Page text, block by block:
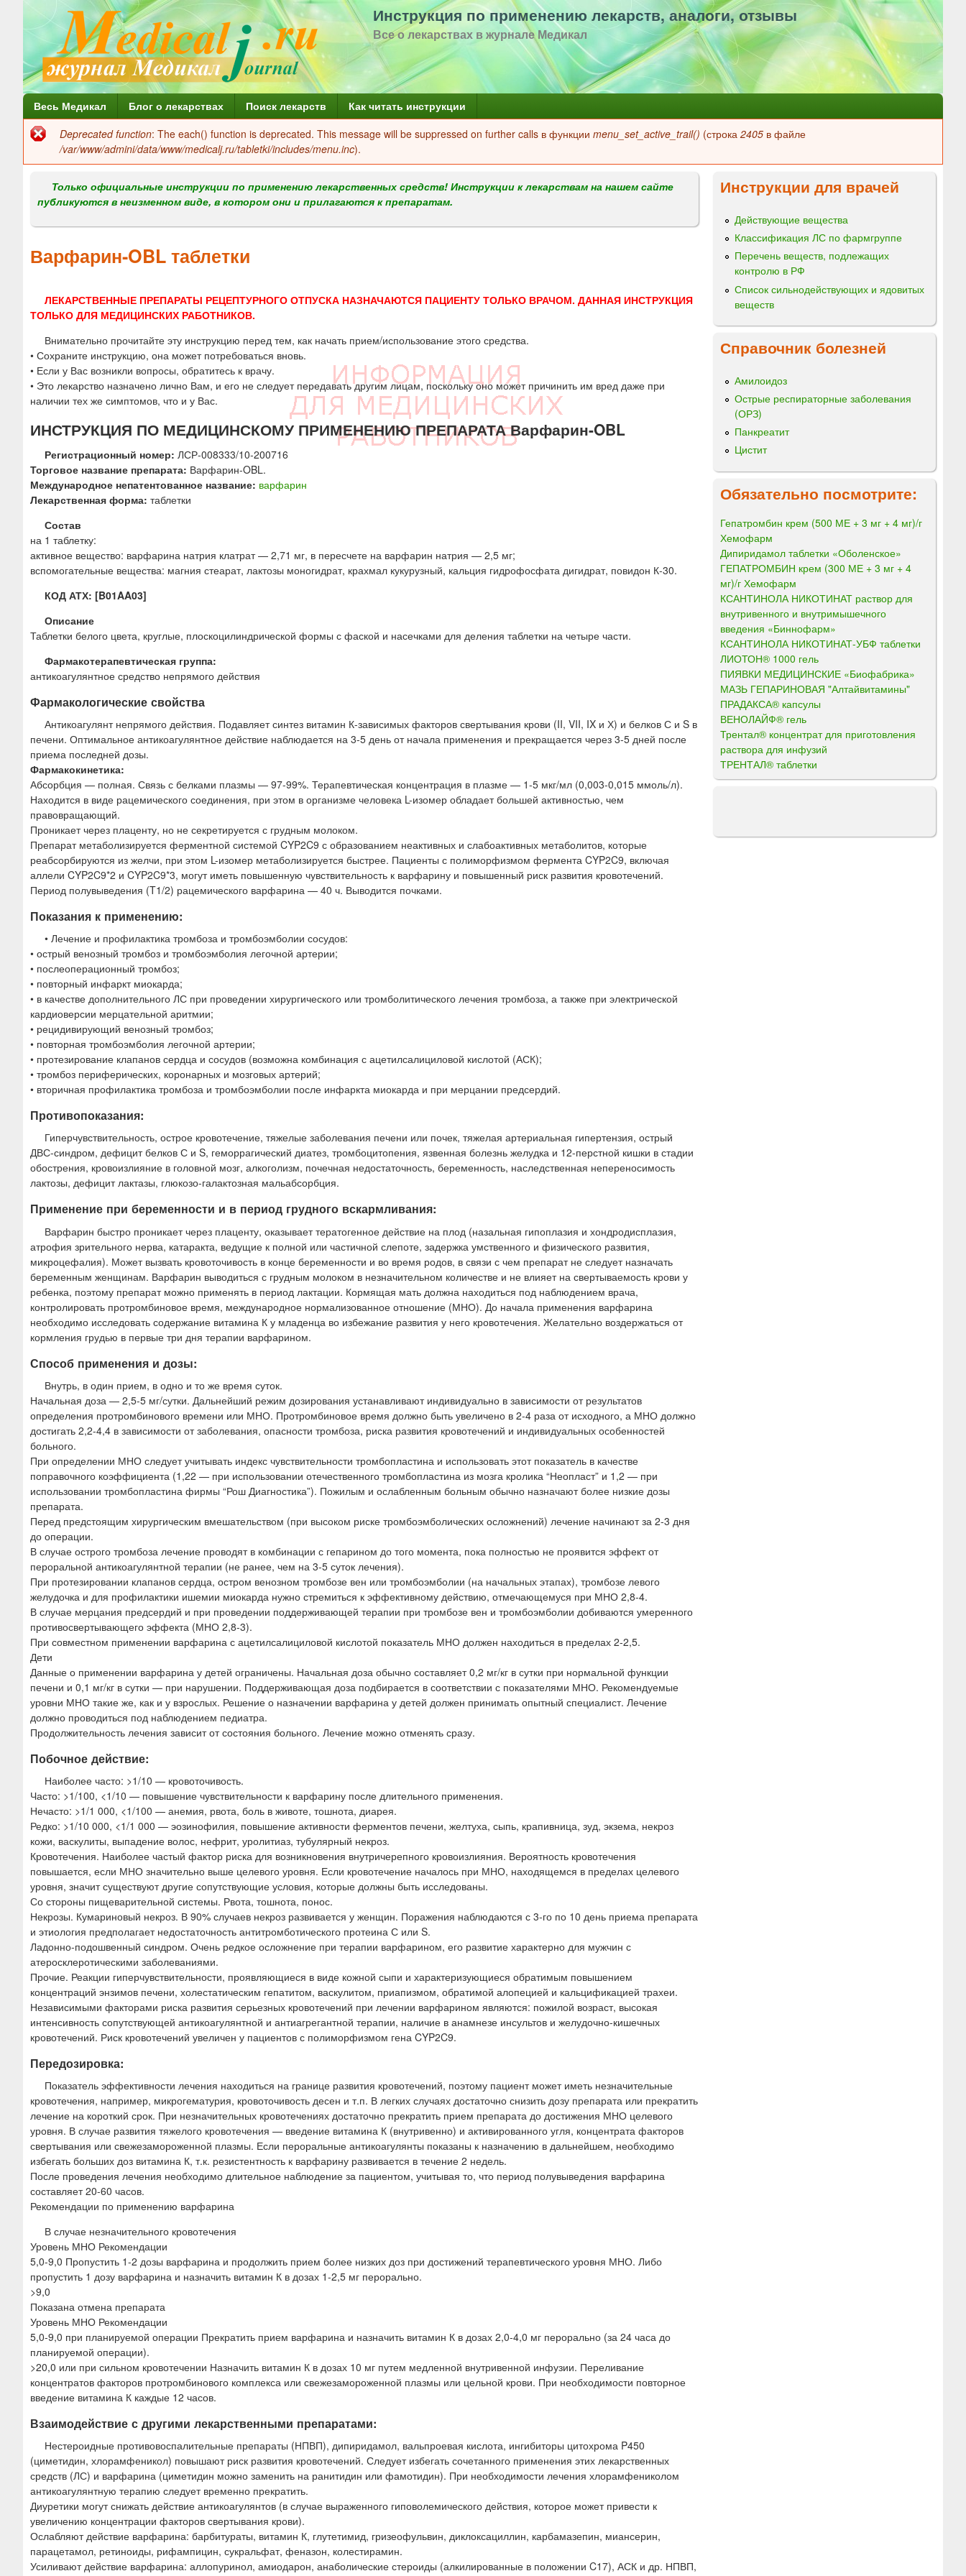
Перейти
к
содержанию
Инструкция по применению лекарств, аналоги, отзывы
Все о лекарствах в журнале Медикал
Г
л
н
м
н
Весь Медикал Блог о лекарствах Поиск лекарств Как читать инструкции
Сообщение
об
ошибке
Deprecated function: The each() function is deprecated. This message will be suppressed on further calls в функции menu_set_active_trail() (строка 2405 в файле
/var/www/admini/data/www/medicalj.ru/tabletki/includes/menu.inc).
Только официальные инструкции по применению лекарственных средств! Инструкции к лекарствам на нашем сайте
публикуются в неизменном виде, в котором они и прилагаются к препаратам.
Варфарин-OBL таблетки
ЛЕКАРСТВЕННЫЕ ПРЕПАРАТЫ РЕЦЕПТУРНОГО ОТПУСКА НАЗНАЧАЮТСЯ ПАЦИЕНТУ ТОЛЬКО ВРАЧОМ. ДАННАЯ ИНСТРУКЦИЯ
ТОЛЬКО ДЛЯ МЕДИЦИНСКИХ РАБОТНИКОВ.
Внимательно прочитайте эту инструкцию перед тем, как начать прием/использование этого средства.
• Сохраните инструкцию, она может потребоваться вновь.
• Если у Вас возникли вопросы, обратитесь к врачу.
• Это лекарство назначено лично Вам, и его не следует передавать другим лицам, поскольку оно может причинить им вред даже при
наличии тех же симптомов, что и у Вас.
ИНСТРУКЦИЯ ПО МЕДИЦИНСКОМУ ПРИМЕНЕНИЮ ПРЕПАРАТА Варфарин-OBL
Регистрационный номер: ЛСР-008333/10-200716
Торговое название препарата: Варфарин-OBL.
Международное непатентованное название: варфарин
Лекарственная форма: таблетки
Состав
на 1 таблетку:
активное вещество: варфарина натрия клатрат — 2,71 мг, в пересчете на варфарин натрия — 2,5 мг;
вспомогательные вещества: магния стеарат, лактозы моногидрат, крахмал кукурузный, кальция гидрофосфата дигидрат, повидон К-30.
КОД АТХ: [B01AA03]
Описание
Таблетки белого цвета, круглые, плоскоцилиндрической формы с фаской и насечками для деления таблетки на четыре части.
Фармакотерапевтическая группа:
антикоагулянтное средство непрямого действия
Фармакологические свойства
Антикоагулянт непрямого действия. Подавляет синтез витамин К-зависимых факторов свертывания крови (II, VII, IX и Х) и белков С и S в
печени. Оптимальное антикоагулянтное действие наблюдается на 3-5 день от начала применения и прекращается через 3-5 дней после
приема последней дозы.
Фармакокинетика:
Абсорбция — полная. Связь с белками плазмы — 97-99%. Терапевтическая концентрация в плазме — 1-5 мкг/мл (0,003-0,015 ммоль/л).
Находится в виде рацемического соединения, при этом в организме человека L-изомер обладает большей активностью, чем
правовращающий.
Проникает через плаценту, но не секретируется с грудным молоком.
Препарат метаболизируется ферментной системой CYP2C9 с образованием неактивных и слабоактивных метаболитов, которые
реабсорбируются из желчи, при этом L-изомер метаболизируется быстрее. Пациенты с полиморфизмом фермента CYP2C9, включая
аллели CYP2C9*2 и CYP2C9*3, могут иметь повышенную чувствительность к варфарину и повышенный риск развития кровотечений.
Период полувыведения (T1/2) рацемического варфарина — 40 ч. Выводится почками.
Показания к применению:
• Лечение и профилактика тромбоза и тромбоэмболии сосудов:
• острый венозный тромбоз и тромбоэмболия легочной артерии;
• послеоперационный тромбоз;
• повторный инфаркт миокарда;
• в качестве дополнительного ЛС при проведении хирургического или тромболитического лечения тромбоза, а также при электрической
кардиоверсии мерцательной аритмии;
• рецидивирующий венозный тромбоз;
• повторная тромбоэмболия легочной артерии;
• протезирование клапанов сердца и сосудов (возможна комбинация с ацетилсалициловой кислотой (АСК);
• тромбоз периферических, коронарных и мозговых артерий;
• вторичная профилактика тромбоза и тромбоэмболии после инфаркта миокарда и при мерцании предсердий.
Противопоказания:
Гиперчувствительность, острое кровотечение, тяжелые заболевания печени или почек, тяжелая артериальная гипертензия, острый
ДВС-синдром, дефицит белков С и S, геморрагический диатез, тромбоцитопения, язвенная болезнь желудка и 12-перстной кишки в стадии
обострения, кровоизлияние в головной мозг, алкоголизм, почечная недостаточность, беременность, наследственная непереносимость
лактозы, дефицит лактазы, глюкозо-галактозная мальабсорбция.
Применение при беременности и в период грудного вскармливания:
Варфарин быстро проникает через плаценту, оказывает тератогенное действие на плод (назальная гипоплазия и хондродисплазия,
атрофия зрительного нерва, катаракта, ведущие к полной или частичной слепоте, задержка умственного и физического развития,
микроцефалия). Может вызвать кровоточивость в конце беременности и во время родов, в связи с чем препарат не следует назначать
беременным женщинам. Варфарин выводиться с грудным молоком в незначительном количестве и не влияет на свертываемость крови у
ребенка, поэтому препарат можно применять в период лактации. Кормящая мать должна находиться под наблюдением врача,
контролировать протромбиновое время, международное нормализованное отношение (МНО). До начала применения варфарина
необходимо исследовать содержание витамина К у младенца во избежание развития у него кровотечения. Желательно воздержаться от
кормления грудью в первые три дня терапии варфарином.
Способ применения и дозы:
Внутрь, в один прием, в одно и то же время суток.
Начальная доза — 2,5-5 мг/сутки. Дальнейший режим дозирования устанавливают индивидуально в зависимости от результатов
определения протромбинового времени или МНО. Протромбиновое время должно быть увеличено в 2-4 раза от исходного, а МНО должно
достигать 2,2-4,4 в зависимости от заболевания, опасности тромбоза, риска развития кровотечений и индивидуальных особенностей
больного.
При определении МНО следует учитывать индекс чувствительности тромбопластина и использовать этот показатель в качестве
поправочного коэффициента (1,22 — при использовании отечественного тромбопластина из мозга кролика “Неопласт” и 1,2 — при
использовании тромбопластина фирмы “Рош Диагностика”). Пожилым и ослабленным больным обычно назначают более низкие дозы
препарата.
Перед предстоящим хирургическим вмешательством (при высоком риске тромбоэмболических осложнений) лечение начинают за 2-3 дня
до операции.
В случае острого тромбоза лечение проводят в комбинации с гепарином до того момента, пока полностью не проявится эффект от
пероральной антикоагулянтной терапии (не ранее, чем на 3-5 суток лечения).
При протезировании клапанов сердца, остром венозном тромбозе вен или тромбоэмболии (на начальных этапах), тромбозе левого
желудочка и для профилактики ишемии миокарда нужно стремиться к эффективному действию, отмечающемуся при МНО 2,8-4.
В случае мерцания предсердий и при проведении поддерживающей терапии при тромбозе вен и тромбоэмболии добиваются умеренного
противосвертывающего эффекта (МНО 2,8-3).
При совместном применении варфарина с ацетилсалициловой кислотой показатель МНО должен находиться в пределах 2-2,5.
Дети
Данные о применении варфарина у детей ограничены. Начальная доза обычно составляет 0,2 мг/кг в сутки при нормальной функции
печени и 0,1 мг/кг в сутки — при нарушении. Поддерживающая доза подбирается в соответствии с показателями МНО. Рекомендуемые
уровни МНО такие же, как и у взрослых. Решение о назначении варфарина у детей должен принимать опытный специалист. Лечение
должно проводиться под наблюдением педиатра.
Продолжительность лечения зависит от состояния больного. Лечение можно отменять сразу.
Побочное действие:
Наиболее часто: >1/10 — кровоточивость.
Часто: >1/100, <1/10 — повышение чувствительности к варфарину после длительного применения.
Нечасто: >1/1 000, <1/100 — анемия, рвота, боль в животе, тошнота, диарея.
Редко: >1/10 000, <1/1 000 — эозинофилия, повышение активности ферментов печени, желтуха, сыпь, крапивница, зуд, экзема, некроз
кожи, васкулиты, выпадение волос, нефрит, уролитиаз, тубулярный некроз.
Кровотечения. Наиболее частый фактор риска для возникновения внутричерепного кровоизлияния. Вероятность кровотечения
повышается, если МНО значительно выше целевого уровня. Если кровотечение началось при МНО, находящемся в пределах целевого
уровня, значит существуют другие сопутствующие условия, которые должны быть исследованы.
Со стороны пищеварительной системы. Рвота, тошнота, понос.
Некрозы. Кумариновый некроз. В 90% случаев некроз развивается у женщин. Поражения наблюдаются с 3-го по 10 день приема препарата
и этиология предполагает недостаточность антитромботического протеина С или S.
Ладонно-подошвенный синдром. Очень редкое осложнение при терапии варфарином, его развитие характерно для мужчин с
атеросклеротическими заболеваниями.
Прочие. Реакции гиперчувствительности, проявляющиеся в виде кожной сыпи и характеризующиеся обратимым повышением
концентраций энзимов печени, холестатическим гепатитом, васкулитом, приапизмом, обратимой алопецией и кальцификацией трахеи.
Независимыми факторами риска развития серьезных кровотечений при лечении варфарином являются: пожилой возраст, высокая
интенсивность сопутствующей антикоагулянтной и антиагрегантной терапии, наличие в анамнезе инсультов и желудочно-кишечных
кровотечений. Риск кровотечений увеличен у пациентов с полиморфизмом гена CYP2C9.
Передозировка:
Показатель эффективности лечения находиться на границе развития кровотечений, поэтому пациент может иметь незначительные
кровотечения, например, микрогематурия, кровоточивость десен и т.п. В легких случаях достаточно снизить дозу препарата или прекратить
лечение на короткий срок. При незначительных кровотечениях достаточно прекратить прием препарата до достижения МНО целевого
уровня. В случае развития тяжелого кровотечения — введение витамина К (внутривенно) и активированного угля, концентрата факторов
свертывания или свежезамороженной плазмы. Если пероральные антикоагулянты показаны к назначению в дальнейшем, необходимо
избегать больших доз витамина К, т.к. резистентность к варфарину развивается в течение 2 недель.
После проведения лечения необходимо длительное наблюдение за пациентом, учитывая то, что период полувыведения варфарина
составляет 20-60 часов.
Рекомендации по применению варфарина
В случае незначительного кровотечения
Уровень МНО Рекомендации
5,0-9,0 Пропустить 1-2 дозы варфарина и продолжить прием более низких доз при достижений терапевтического уровня МНО. Либо
пропустить 1 дозу варфарина и назначить витамин К в дозах 1-2,5 мг перорально.
>9,0
Показана отмена препарата
Уровень МНО Рекомендации
5,0-9,0 при планируемой операции Прекратить прием варфарина и назначить витамин К в дозах 2,0-4,0 мг перорально (за 24 часа до
планируемой операции).
>20,0 или при сильном кровотечении Назначить витамин К в дозах 10 мг путем медленной внутривенной инфузии. Переливание
концентратов факторов протромбинового комплекса или свежезамороженной плазмы или цельной крови. При необходимости повторное
введение витамина К каждые 12 часов.
Взаимодействие с другими лекарственными препаратами:
Нестероидные противовоспалительные препараты (НПВП), дипиридамол, вальпроевая кислота, ингибиторы цитохрома P450
(циметидин, хлорамфеникол) повышают риск развития кровотечений. Следует избегать сочетанного применения этих лекарственных
средств (ЛС) и варфарина (циметидин можно заменить на ранитидин или фамотидин). При необходимости лечения хлорамфениколом
антикоагулянтную терапию следует временно прекратить.
Диуретики могут снижать действие антикоагулянтов (в случае выраженного гиповолемического действия, которое может привести к
увеличению концентрации факторов свертывания крови).
Ослабляют действие варфарина: барбитураты, витамин К, глутетимид, гризеофульвин, диклоксациллин, карбамазепин, миансерин,
парацетамол, ретиноиды, рифампицин, сукральфат, феназон, колестирамин.
Усиливают действие варфарина: аллопуринол, амиодарон, анаболические стероиды (алкилированные в положении C17), АСК и др. НПВП,
Инструкции для врачей
Действующие вещества
Классификация ЛС по фармгруппе
Перечень веществ, подлежащих
контролю в РФ
Список сильнодействующих и ядовитых
веществ
Справочник болезней
Амилоидоз
Острые респираторные заболевания
(ОРЗ)
Панкреатит
Цистит
Обязательно посмотрите:
Гепатромбин крем (500 МЕ + 3 мг + 4 мг)/г
Хемофарм
Дипиридамол таблетки «Оболенское»
ГЕПАТРОМБИН крем (300 МЕ + 3 мг + 4
мг)/г Хемофарм
КСАНТИНОЛА НИКОТИНАТ раствор для
внутривенного и внутримышечного
введения «Биннофарм»
КСАНТИНОЛА НИКОТИНАТ-УБФ таблетки
ЛИОТОН® 1000 гель
ПИЯВКИ МЕДИЦИНСКИЕ «Биофабрика»
МАЗЬ ГЕПАРИНОВАЯ "Алтайвитамины"
ПРАДАКСА® капсулы
ВЕНОЛАЙФ® гель
Трентал® концентрат для приготовления
раствора для инфузий
ТРЕНТАЛ® таблетки